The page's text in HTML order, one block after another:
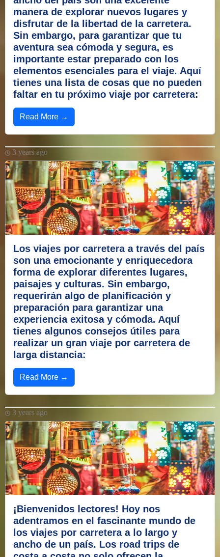
manera de explorar nuevos lugares y
disfrutar de la libertad de la carretera.
Sin embargo, para garantizar que tu
aventura sea cómoda y segura, es
importante estar preparado con los
elementos esenciales para el viaje. Aquí
tienes una lista de cosas que no pueden
faltar en tu próximo viaje por carretera:
Read More →
3 years ago
Los viajes por carretera a través del país
son una emocionante y enriquecedora
forma de explorar diferentes lugares,
paisajes y culturas. Sin embargo,
requerirán algo de planificación y
preparación para garantizar una
experiencia exitosa y cómoda. Aquí
tienes algunos consejos útiles para
realizar un gran viaje por carretera de
larga distancia:
Read More →
3 years ago
¡Bienvenidos lectores! Hoy nos
adentramos en el fascinante mundo de
los viajes por carretera a lo largo y
ancho de un país. Los road trips de